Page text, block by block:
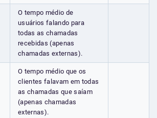
O tempo médio de
usuários falando para
todas as chamadas
recebidas (apenas
chamadas externas).
O tempo médio que os
clientes falavam em todas
as chamadas que saíam
(apenas chamadas
externas).